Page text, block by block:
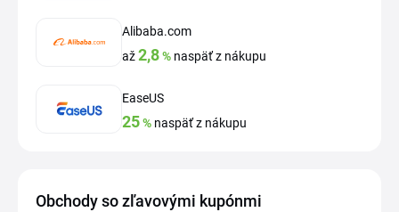
Alibaba.com
až2,8% naspäť z nákupu
EaseUS
25% naspäť z nákupu
Obchody so zľavovými kupónmi